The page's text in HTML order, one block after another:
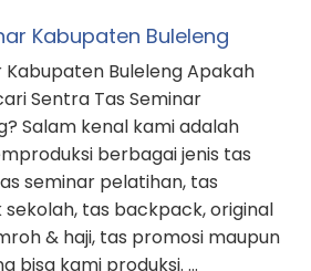
Kabupaten Buleleng
Kabupaten Buleleng Apakah
Sentra Tas Seminar
Salam kenal kami adalah
berbagai jenis tas
seminar pelatihan, tas
tas backpack, original
& haji, tas promosi maupun
bisa kami produksi. …